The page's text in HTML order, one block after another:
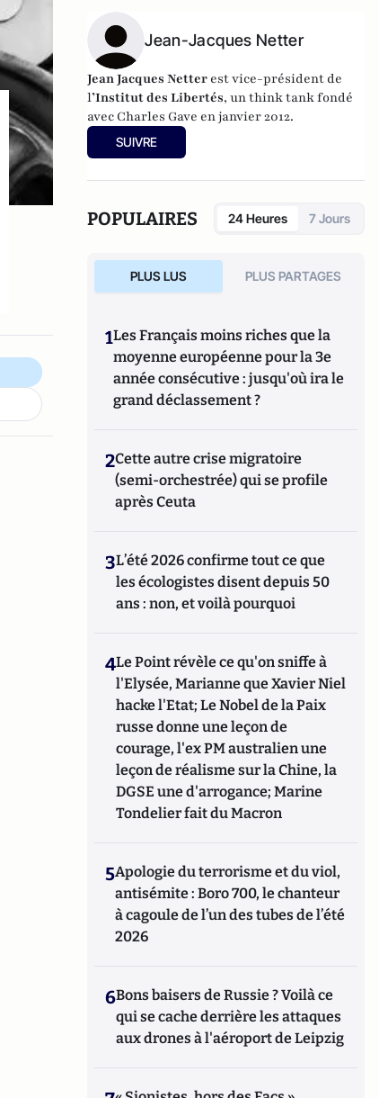
Jean-Jacques Netter
Jean Jacques Netter est vice-président de
l’Institut des Libertés, un think tank fondé
avec Charles Gave en janvier 2012.
SUIVRE
POPULAIRES 24 Heures 7 Jours
PLUS LUS PLUS PARTAGES
1Les Français moins riches que la
moyenne européenne pour la 3e
année consécutive : jusqu'où ira le
grand déclassement ?
2Cette autre crise migratoire
(semi-orchestrée) qui se profile
après Ceuta
3L’été 2026 confirme tout ce que
les écologistes disent depuis 50
ans : non, et voilà pourquoi
4Le Point révèle ce qu'on sniffe à
l'Elysée, Marianne que Xavier Niel
hacke l'Etat; Le Nobel de la Paix
russe donne une leçon de
courage, l'ex PM australien une
leçon de réalisme sur la Chine, la
DGSE une d'arrogance; Marine
Tondelier fait du Macron
5Apologie du terrorisme et du viol,
antisémite : Boro 700, le chanteur
à cagoule de l’un des tubes de l’été
2026
6Bons baisers de Russie ? Voilà ce
qui se cache derrière les attaques
aux drones à l'aéroport de Leipzig